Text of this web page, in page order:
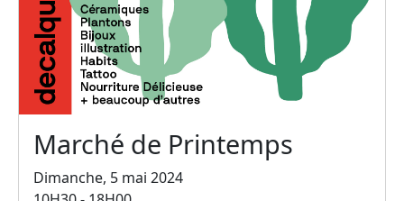
Marché de Printemps
Dimanche, 5 mai 2024